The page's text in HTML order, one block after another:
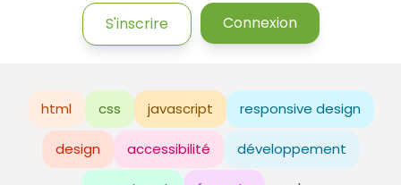
S'inscrire Connexion
html css javascript responsive design
design accessibilité développement